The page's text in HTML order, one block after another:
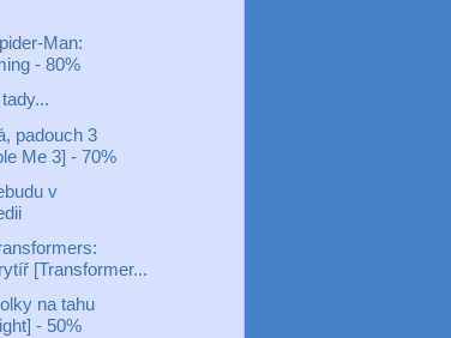
Man:
- 80%
padouch 3
Me 3] - 70%
v
[Transformer...
na tahu
- 50%